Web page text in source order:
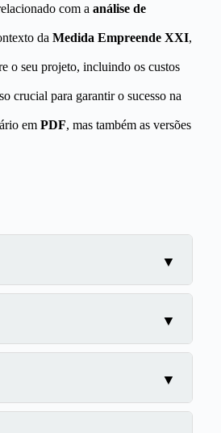
com a análise de
da Medida Empreende XXI,
o seu projeto, incluindo os custos
crucial para garantir o sucesso na
em PDF, mas também as versões